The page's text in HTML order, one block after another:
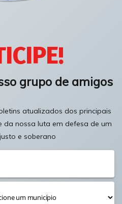
grupo de amigos
atualizados dos principais
da nossa luta em defesa de um
e soberano